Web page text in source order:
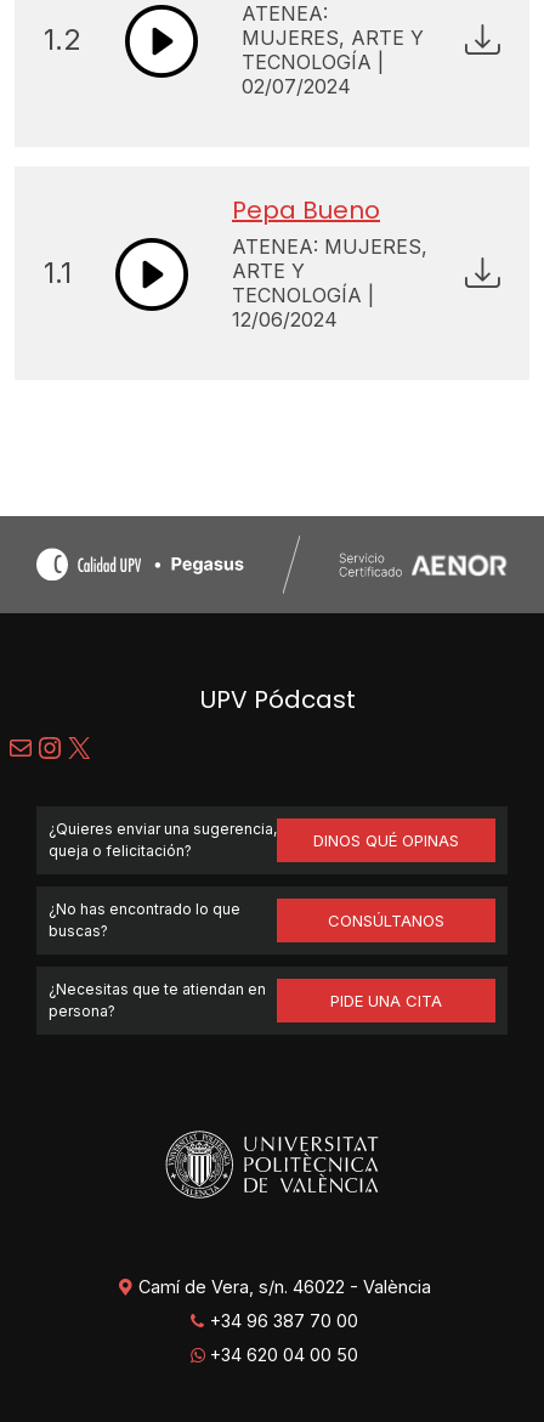
1.2
ATENEA:
MUJERES, ARTE Y
TECNOLOGÍA |
02/07/2024
1.1
Pepa Bueno
ATENEA: MUJERES,
ARTE Y
TECNOLOGÍA |
12/06/2024
UPV Pódcast
Correo electrónico
Instagram
X
¿Quieres enviar una sugerencia,
queja o felicitación?
DINOS QUÉ OPINAS
¿No has encontrado lo que
buscas?
CONSÚLTANOS
¿Necesitas que te atiendan en
persona?
PIDE UNA CITA
Camí de Vera, s/n. 46022 - València
+34 96 387 70 00
+34 620 04 00 50